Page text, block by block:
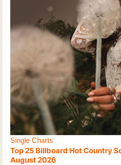
Single Charts
Top 25 Billboard Hot Country
August 2026